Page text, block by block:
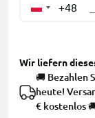
+48
Wir liefern
🚚 Bezahlen
heute!
€ kostenlos